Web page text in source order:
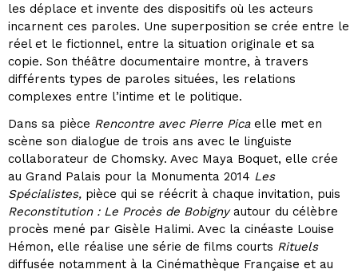
les déplace et invente des dispositifs où les acteurs
incarnent ces paroles. Une superposition se crée entre le
réel et le fictionnel, entre la situation originale et sa
copie. Son théâtre documentaire montre, à travers
différents types de paroles situées, les relations
complexes entre l’intime et le politique.
Dans sa pièce Rencontre avec Pierre Picaelle met en
scène son dialogue de trois ans avec le linguiste
collaborateur de Chomsky. Avec Maya Boquet, elle crée
au Grand Palais pour la Monumenta 2014 Les
Spécialistes, pièce qui se réécrit à chaque invitation, puis
Reconstitution : Le Procès de Bobignyautour du célèbre
procès mené par Gisèle Halimi. Avec la cinéaste Louise
Hémon, elle réalise une série de films courts Rituels
diffusée notamment à la Cinémathèque Française et au